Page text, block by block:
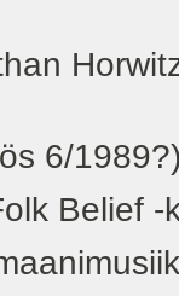
6/
Belief -